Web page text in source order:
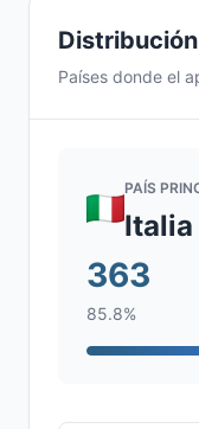
Países donde el
PAÍS
Italia
363
85.8%